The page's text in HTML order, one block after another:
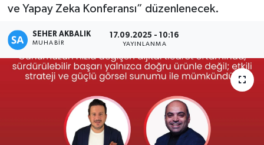
ve Yapay Zeka Konferansı” düzenlenecek.
SEHER AKBALIK
MUHABIR
17.09.2025 - 10:16
YAYINLANMA